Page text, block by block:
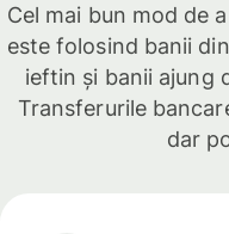
Cel mai bun mod de
este folosind banii
ieftin și banii ajung
Transferurile
dar